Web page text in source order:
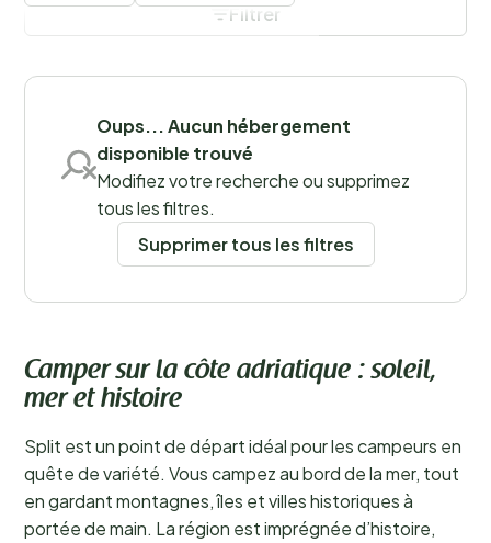
Sauvegarder les filtres
Filtrer
Oups... Aucun hébergement
disponible trouvé
Modifiez votre recherche ou supprimez
tous les filtres.
Supprimer tous les filtres
Camper sur la côte adriatique : soleil,
mer et histoire
Split est un point de départ idéal pour les campeurs en
quête de variété. Vous campez au bord de la mer, tout
en gardant montagnes, îles et villes historiques à
portée de main. La région est imprégnée d’histoire,